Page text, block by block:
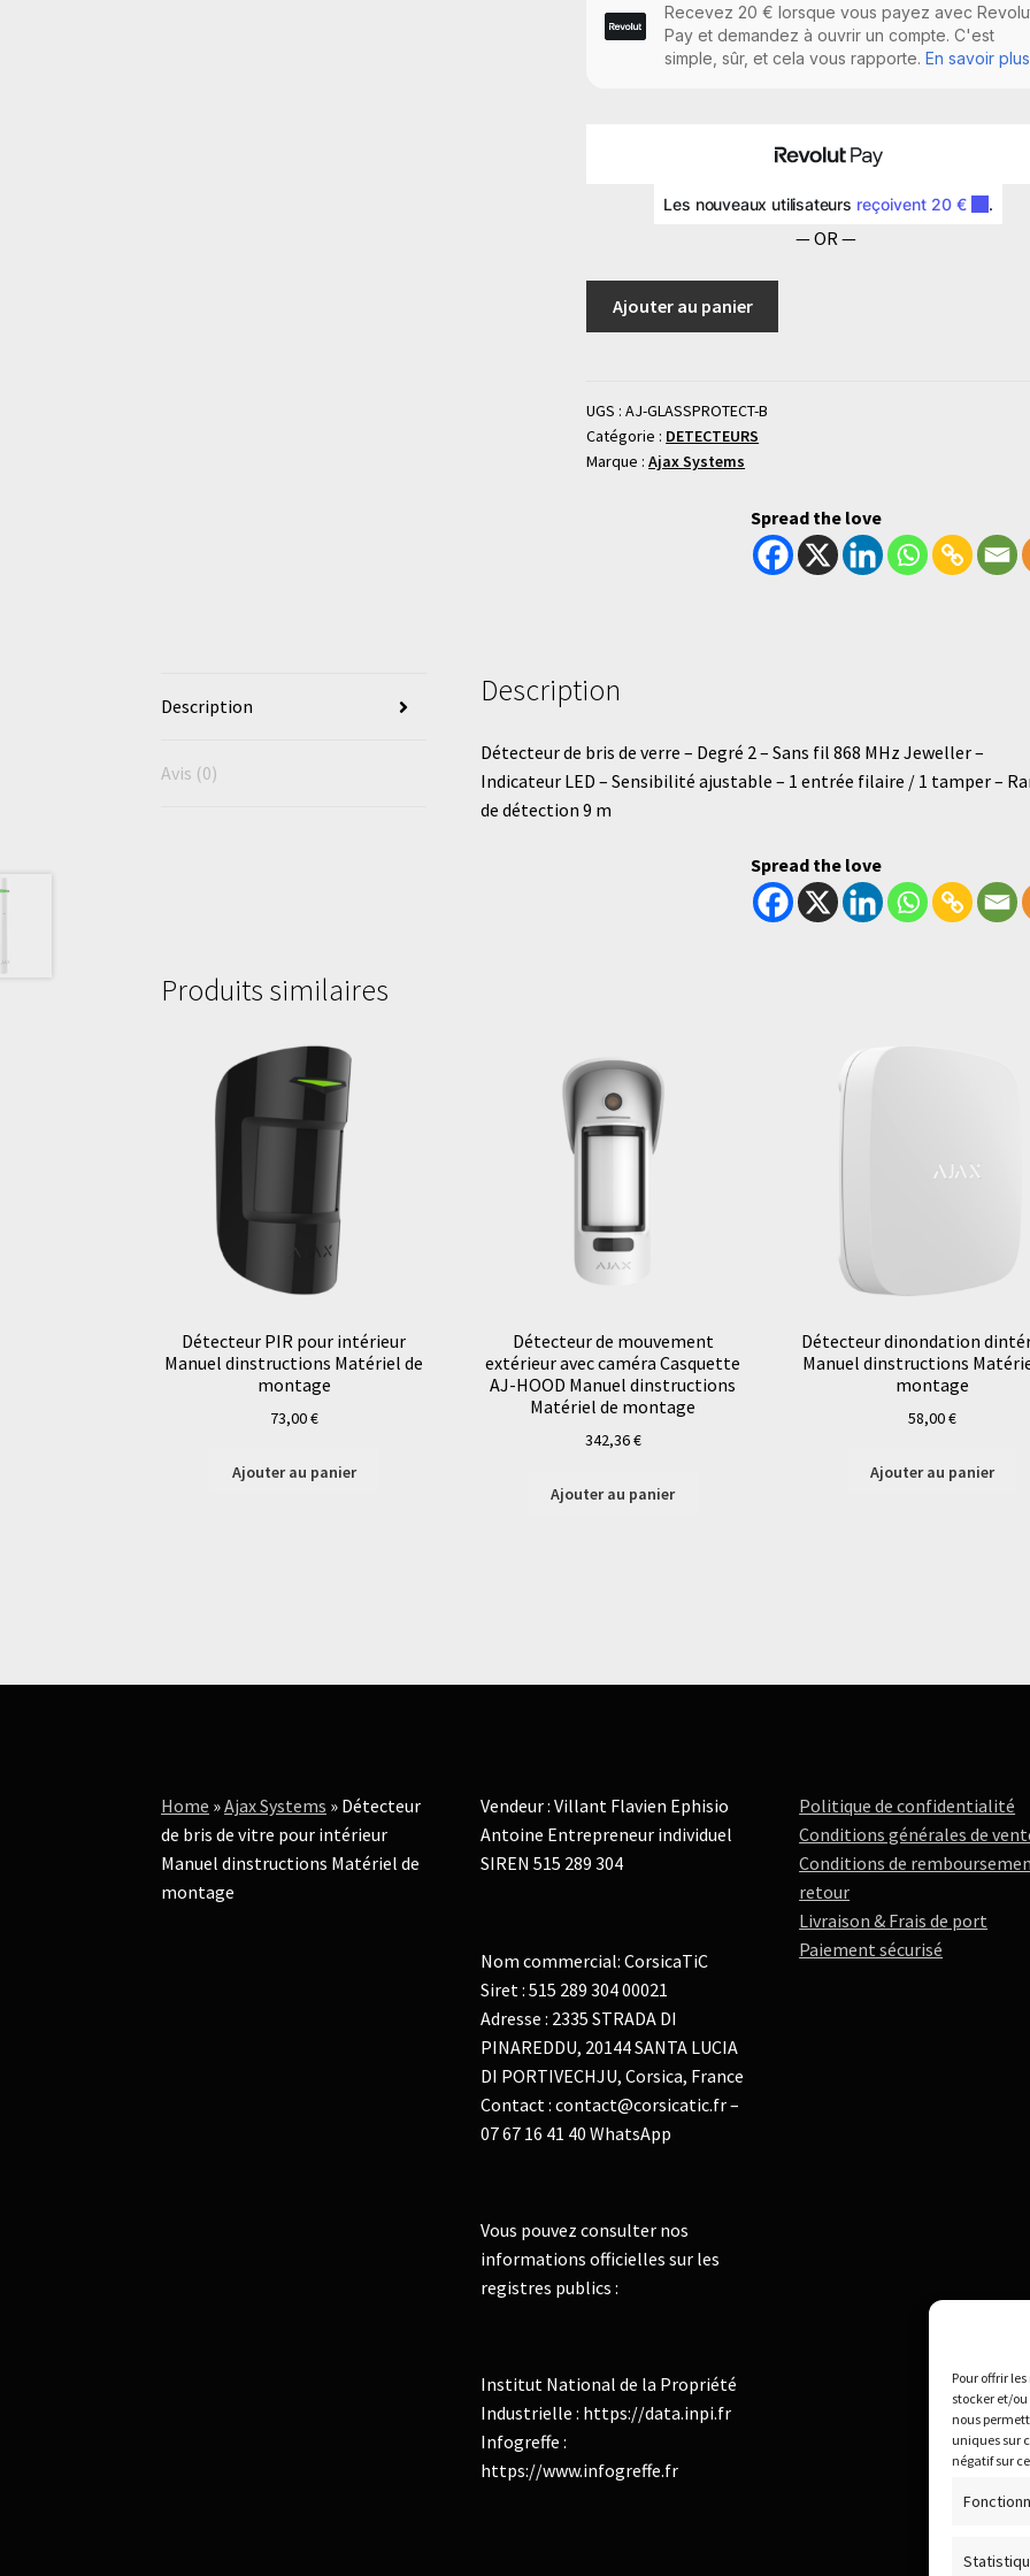
Pour offrir
stocker et/
nous
uniques sur
négatif sur
montage
— OR —
Ajouter au panier
UGS :AJ-GLASSPROTECT-B
Catégorie : DETECTEURS
Marque :Ajax Systems
Spread the love
Description
Avis (0)
Description
Détecteur de bris de verre – Degré 2 – Sans fil 868 MHz Jeweller –
Indicateur LED – Sensibilité ajustable – 1 entrée filaire / 1 tamper –
de détection 9 m
Spread the love
Produits similaires
Détecteur PIR pour intérieur
Manuel dinstructions Matériel de
montage
73,00€
Ajouter au panier
Détecteur de mouvement
extérieur avec caméra Casquette
AJ-HOOD Manuel dinstructions
Matériel de montage
342,36€
Ajouter au panier
Détecteur dinondation
Manuel dinstructions
montage
58,00€
Ajouter au panier
Home »Ajax Systems » Détecteur
de bris de vitre pour intérieur
Manuel dinstructions Matériel de
montage
Vendeur : Villant Flavien Ephisio
Antoine Entrepreneur individuel
SIREN 515 289 304
Nom commercial: CorsicaTiC
Siret : 515 289 304 00021
Adresse : 2335 STRADA DI
PINAREDDU, 20144 SANTA LUCIA
DI PORTIVECHJU, Corsica, France
Contact : contact@corsicatic.fr –
07 67 16 41 40 WhatsApp
Vous pouvez consulter nos
informations officielles sur les
registres publics :
Institut National de la Propriété
Industrielle : https://data.inpi.fr
Infogreffe :
https://www.infogreffe.fr
Politique de confidentialité
Conditions générales de
Conditions de
retour
Livraison & Frais de port
Paiement sécurisé